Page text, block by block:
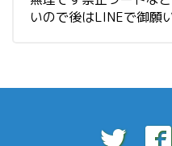
いので後はLINEで御願